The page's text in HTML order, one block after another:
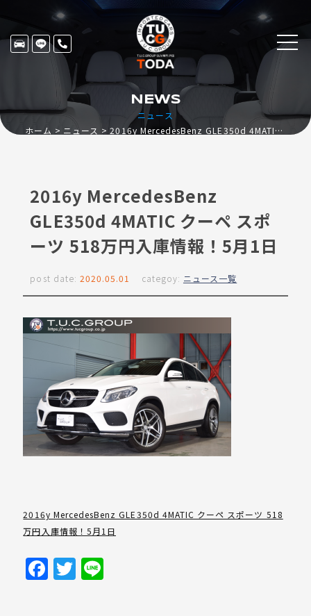
ニュース
NEWS
ホーム ニュース 2016y MercedesBenz GLE350d 4MATIC クーペ スポーツ 518万円入庫情報！5月1日
2016y MercedesBenz
GLE350d 4MATIC クーペ スポ
ーツ 518万円入庫情報！5月1日
post date: 2020.05.01 categoy: ニュース一覧
2016y MercedesBenz GLE350d 4MATIC クーペ スポーツ 518
万円入庫情報！5月1日
Facebook
Twitter